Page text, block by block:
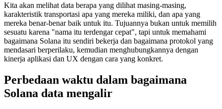
Kita akan melihat data berapa yang dilihat masing-masing,
karakteristik transportasi apa yang mereka miliki, dan apa yang
mereka benar-benar baik untuk itu. Tujuannya bukan untuk memilih
sesuatu karena "nama itu terdengar cepat", tapi untuk memahami
bagaimana Solana itu sendiri bekerja dan bagaimana protokol yang
mendasari berperilaku, kemudian menghubungkannya dengan
kinerja aplikasi dan UX dengan cara yang konkret.
Perbedaan waktu dalam bagaimana
Solana data mengalir